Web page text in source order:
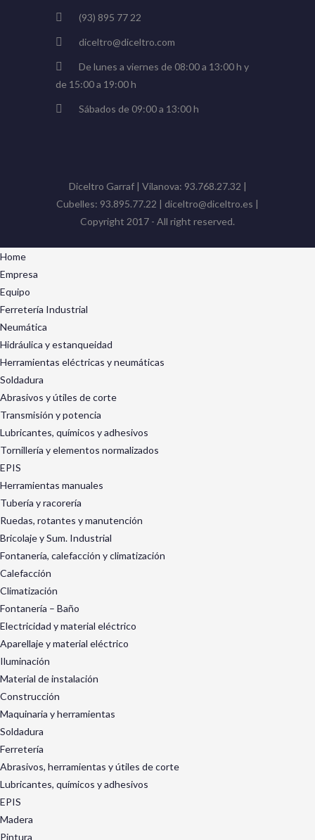
(93) 895 77 22
diceltro@diceltro.com
De lunes a viernes de 08:00 a 13:00 h y
de 15:00 a 19:00 h
Sábados de 09:00 a 13:00 h
Diceltro Garraf | Vilanova: 93.768.27.32 |
Cubelles: 93.895.77.22 | diceltro@diceltro.es |
Copyright 2017 - All right reserved.
Home
Empresa
Equipo
Ferretería Industrial
Neumática
Hidráulica y estanqueidad
Herramientas eléctricas y neumáticas
Soldadura
Abrasivos y útiles de corte
Transmisión y potencia
Lubricantes, químicos y adhesivos
Tornillería y elementos normalizados
EPIS
Herramientas manuales
Tubería y racorería
Ruedas, rotantes y manutención
Bricolaje y Sum. Industrial
Fontanería, calefacción y climatización
Calefacción
Climatización
Fontanería – Baño
Electricidad y material eléctrico
Aparellaje y material eléctrico
Iluminación
Material de instalación
Construcción
Maquinaria y herramientas
Soldadura
Ferretería
Abrasivos, herramientas y útiles de corte
Lubricantes, químicos y adhesivos
EPIS
Madera
Pintura